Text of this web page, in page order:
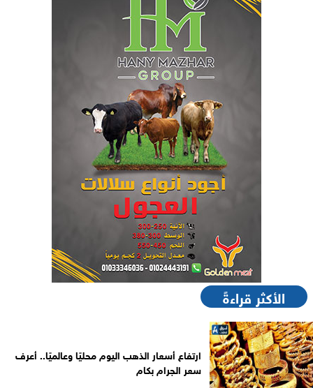
الأكثر قراءةً
ارتفاع أسعار الذهب اليوم محليًا وعالميًا.. أعرف
سعر الجرام بكام